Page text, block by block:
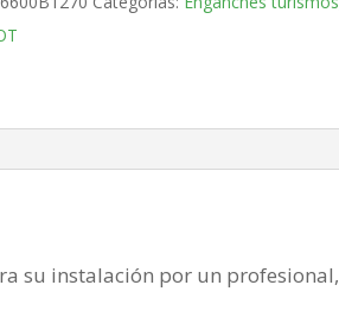
su instalación por un profesional,